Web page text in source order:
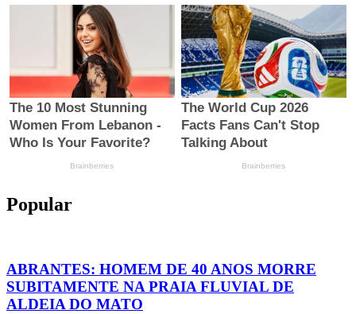
Popular
ABRANTES: HOMEM DE 40 ANOS MORRE
SUBITAMENTE NA PRAIA FLUVIAL DE
ALDEIA DO MATO